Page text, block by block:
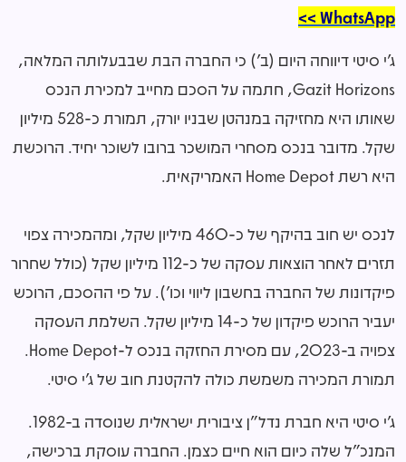
WhatsApp >>
ג'י סיטי דיווחה היום (ב') כי החברה הבת שבבעלותה המלאה,
Gazit Horizons, חתמה על הסכם מחייב למכירת הנכס
שאותו היא מחזיקה במנהטן שבניו יורק, תמורת כ-528 מיליון
שקל. מדובר בנכס מסחרי המושכר ברובו לשוכר יחיד. הרוכשת
היא רשת Home Depot האמריקאית.
לנכס יש חוב בהיקף של כ-460 מיליון שקל, ומהמכירה צפוי
תזרים לאחר הוצאות עסקה של כ-112 מיליון שקל (כולל שחרור
פיקדונות של החברה בחשבון ליווי וכו'). על פי ההסכם, הרוכש
יעביר הרוכש פיקדון של כ-14 מיליון שקל. השלמת העסקה
צפויה ב-2023, עם מסירת החזקה בנכס ל-Home Depot.
תמורת המכירה משמשת כולה להקטנת חוב של ג'י סיטי.
ג'י סיטי היא חברת נדל"ן ציבורית ישראלית שנוסדה ב-1982.
המנכ"ל שלה כיום הוא חיים כצמן. החברה עוסקת ברכישה,